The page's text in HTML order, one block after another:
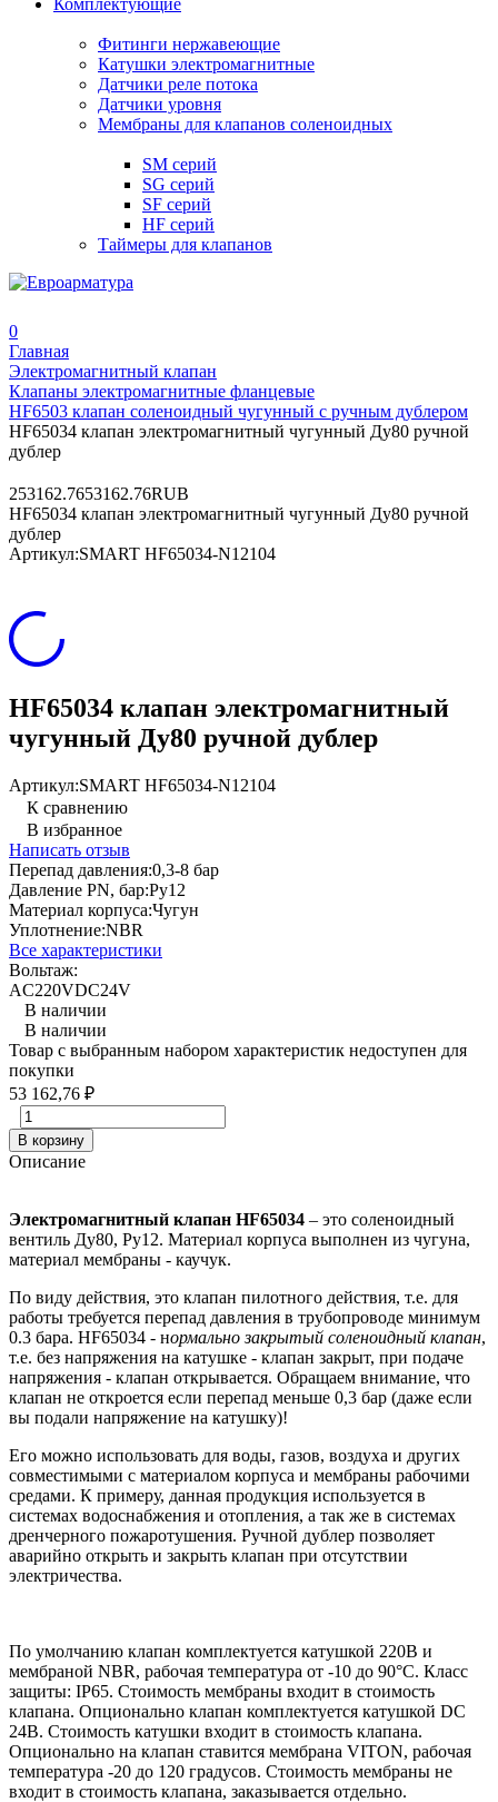
Комплектующие
Фитинги нержавеющие
Катушки электромагнитные
Датчики реле потока
Датчики уровня
Мембраны для клапанов соленоидных
SM серий
SG серий
SF серий
HF серий
Таймеры для клапанов
0
Главная
Электромагнитный клапан
Клапаны электромагнитные фланцевые
HF6503 клапан соленоидный чугунный с ручным дублером
HF65034 клапан электромагнитный чугунный Ду80 ручной
дублер
253162.7653162.76RUB
HF65034 клапан электромагнитный чугунный Ду80 ручной
дублер
Артикул:SMART HF65034-N12104
HF65034 клапан электромагнитный
чугунный Ду80 ручной дублер
Артикул:SMART HF65034-N12104
К сравнению
В избранное
Написать отзыв
Перепад давления:0,3-8 бар
Давление PN, бар:Ру12
Материал корпуса:Чугун
Уплотнение:NBR
Все характеристики
Вольтаж:
AC220VDC24V
В наличии
В наличии
Товар с выбранным набором характеристик недоступен для
покупки
53 162,76 ₽
В корзину
Описание
Электромагнитный клапан HF65034 – это соленоидный
вентиль Ду80, Ру12. Материал корпуса выполнен из чугуна,
материал мембраны - каучук.
По виду действия, это клапан пилотного действия, т.е. для
работы требуется перепад давления в трубопроводе минимум
0.3 бара. HF65034 - нормально закрытый соленоидный клапан,
т.е. без напряжения на катушке - клапан закрыт, при подаче
напряжения - клапан открывается. Обращаем внимание, что
клапан не откроется если перепад меньше 0,3 бар (даже если
вы подали напряжение на катушку)!
Его можно использовать для воды, газов, воздуха и других
совместимыми с материалом корпуса и мембраны рабочими
средами. К примеру, данная продукция используется в
системах водоснабжения и отопления, а так же в системах
дренчерного пожаротушения. Ручной дублер позволяет
аварийно открыть и закрыть клапан при отсутствии
электричества.
По умолчанию клапан комплектуется катушкой 220В и
мембраной NBR, рабочая температура от -10 до 90°С. Класс
защиты: IP65. Стоимость мембраны входит в стоимость
клапана. Опционально клапан комплектуется катушкой DC
24В. Стоимость катушки входит в стоимость клапана.
Опционально на клапан ставится мембрана VITON, рабочая
температура -20 до 120 градусов. Стоимость мембраны не
входит в стоимость клапана, заказывается отдельно.